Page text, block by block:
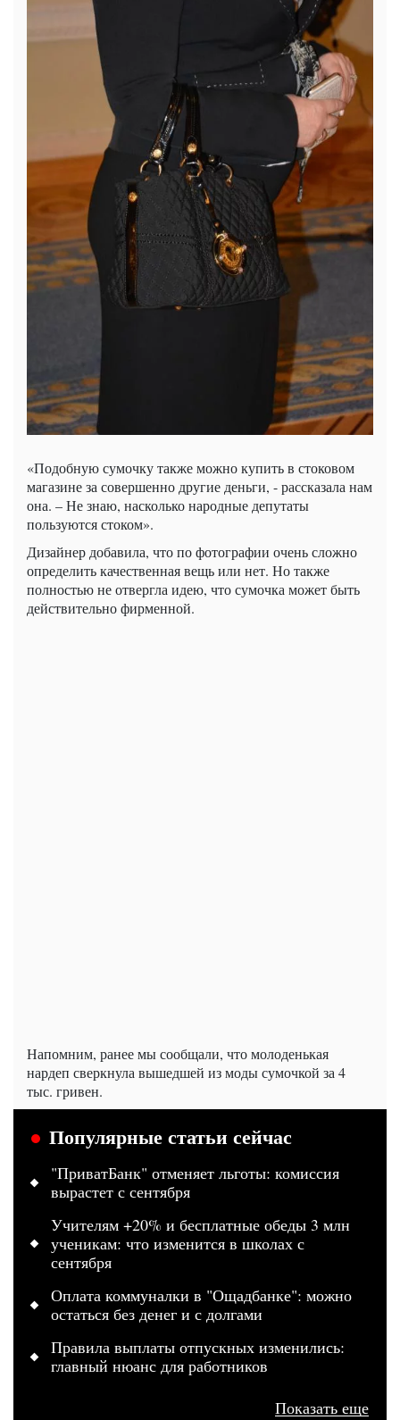
«Подобную сумочку также можно купить в стоковом
магазине за совершенно другие деньги, - рассказала нам
она. – Не знаю, насколько народные депутаты
пользуются стоком».
Дизайнер добавила, что по фотографии очень сложно
определить качественная вещь или нет. Но также
полностью не отвергла идею, что сумочка может быть
действительно фирменной.
Напомним, ранее мы сообщали, что молоденькая
нардеп сверкнула вышедшей из моды сумочкой за 4
тыс. гривен.
Популярные статьи сейчас
"ПриватБанк" отменяет льготы: комиссия
вырастет с сентября
Учителям +20% и бесплатные обеды 3 млн
ученикам: что изменится в школах с
сентября
Оплата коммуналки в "Ощадбанке": можно
остаться без денег и с долгами
Правила выплаты отпускных изменились:
главный нюанс для работников
Показать еще